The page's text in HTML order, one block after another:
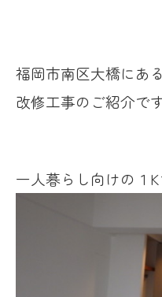
福岡市南区大橋にあ
改修工事のご紹介です
一人暮らし向けの１K